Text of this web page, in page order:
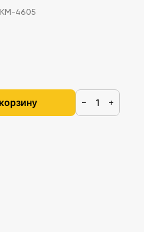
ДОУ
4605
− +